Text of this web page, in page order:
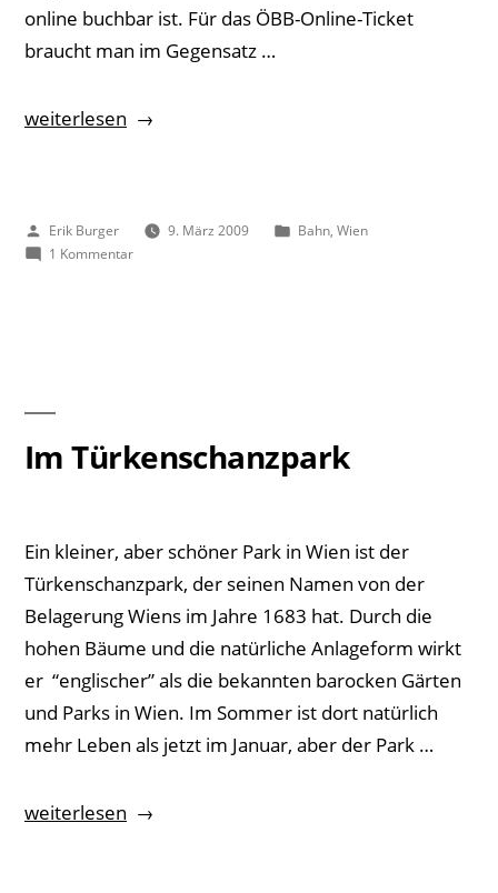
online buchbar ist. Für das ÖBB-Online-Ticket
braucht man im Gegensatz …
„bahn.de
weiterlesen
Veröffentlicht
von
Erik Burger 9. März 2009
Veröffentlicht
Bahn, Wien
1 Kommentarzu
Im Türkenschanzpark
Ein kleiner, aber schöner Park in Wien ist der
Türkenschanzpark, der seinen Namen von der
Belagerung Wiens im Jahre 1683 hat. Durch die
hohen Bäume und die natürliche Anlageform wirkt
er “englischer” als die bekannten barocken Gärten
und Parks in Wien. Im Sommer ist dort natürlich
mehr Leben als jetzt im Januar, aber der Park …
„Im
weiterlesen